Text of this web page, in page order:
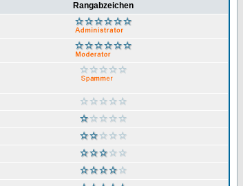
Rangabzeichen